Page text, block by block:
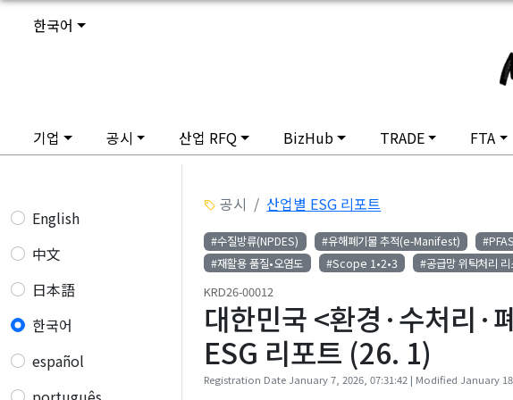
한국어
기업 공시 산업 RFQ BizHub TRADE FTA
English
中文
日本語
한국어
español
공시 산업별 ESG 리포트
#수질방류(NPDES) #유해폐기물 추적(e-Manifest)
#재활용 품질•오염도
#Scope 1•2•3 #공급망 위탁처리 리
KRD26-00012
대한민국 <환경·수처리·
ESG 리포트 (26. 1)
Registration Date January 7, 2026, 07:31:42 | Modified January